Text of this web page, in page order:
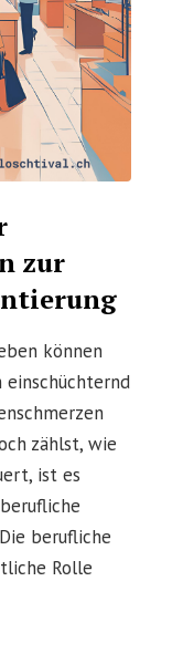
zur
können
einschüchternd
zählst, wie
ist es
berufliche
Rolle